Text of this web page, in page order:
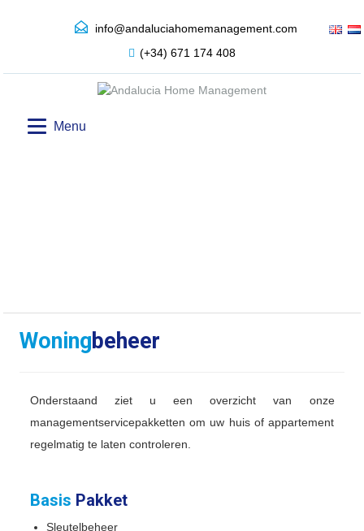
info@andaluciahomemanagement.com
(+34) 671 174 408
Menu
Woningbeheer
Onderstaand ziet u een overzicht van onze
managementservicepakketten om uw huis of appartement
regelmatig te laten controleren.
Basis Pakket
Sleutelbeheer